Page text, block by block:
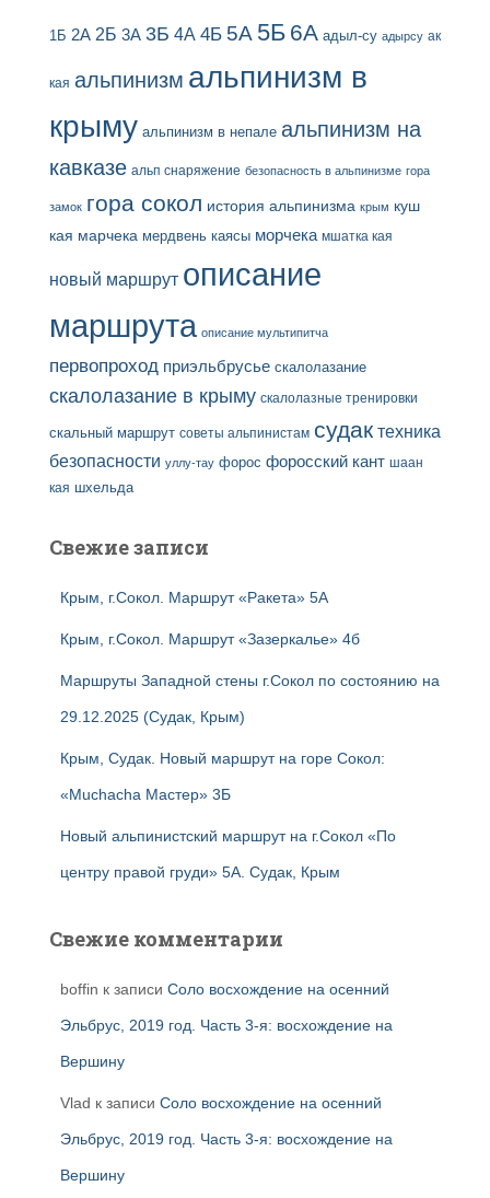
1Б 2А 2Б 3А 3Б 4А 4Б 5А 5Б 6А адыл-су адырсу ак
кая альпинизм альпинизм в
крыму альпинизм в непале альпинизм на
кавказе альп снаряжение безопасность в альпинизме гора
замок гора сокол история альпинизма крым куш
кая марчека мердвень каясы морчека мшатка кая
новый маршрут описание
маршрута описание мультипитча
первопроход приэльбрусье скалолазание
скалолазание в крыму скалолазные тренировки
скальный маршрут советы альпинистам судак техника
безопасности уллу-тау форос форосский кант шаан
кая шхельда
Свежие записи
Крым, г.Сокол. Маршрут «Ракета» 5А
Крым, г.Сокол. Маршрут «Зазеркалье» 4б
Маршруты Западной стены г.Сокол по состоянию на
29.12.2025 (Судак, Крым)
Крым, Судак. Новый маршрут на горе Сокол:
«Muchacha Мастер» 3Б
Новый альпинистский маршрут на г.Сокол «По
центру правой груди» 5А. Судак, Крым
Свежие комментарии
boffin к записи Соло восхождение на осенний
Эльбрус, 2019 год. Часть 3-я: восхождение на
Вершину
Vlad к записи Соло восхождение на осенний
Эльбрус, 2019 год. Часть 3-я: восхождение на
Вершину